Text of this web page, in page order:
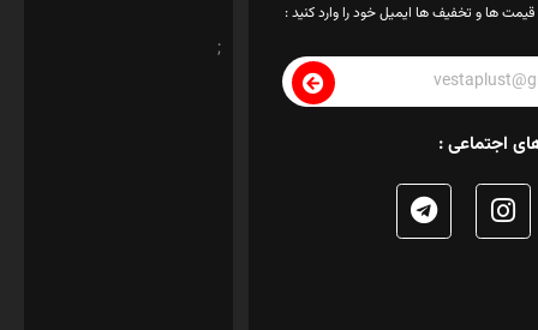
ها و تخفیف ها ایمیل خود را وارد کنید :
اجتماعی :
;